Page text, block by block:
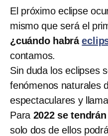
El próximo eclipse
mismo que será el
¿cuándo habrá
contamos.
Sin duda los eclipses
fenómenos naturales
espectaculares y
Para 2022 se
solo dos de ellos